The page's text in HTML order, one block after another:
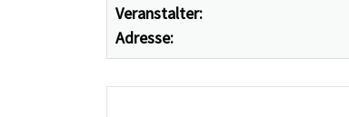
Veranstalter:
Adresse: